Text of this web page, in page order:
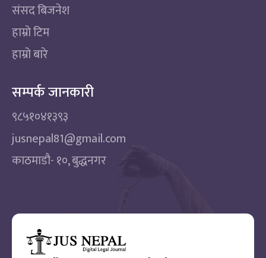
संसद बिजनेश
हाम्रो टिम
हाम्रो बारे
सम्पर्क जानकारी
९८५१०४१३९३
jusnepal81@gmail.com
काठमाडाै‌- १०, बुद्धनगर